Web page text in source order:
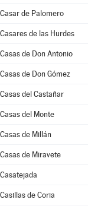
Casar de Palomero
Casares de las Hurdes
Casas de Don Antonio
Casas de Don Gómez
Casas del Castañar
Casas del Monte
Casas de Millán
Casas de Miravete
Casatejada
Casillas de Coria